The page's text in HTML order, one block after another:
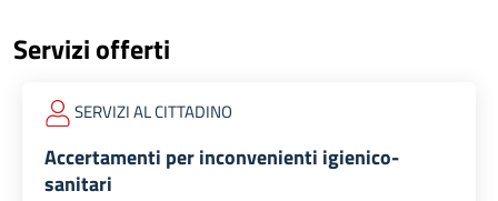
Servizi offerti
SERVIZI AL CITTADINO
Accertamenti per inconvenienti igienico-
sanitari